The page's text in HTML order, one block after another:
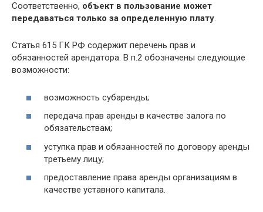
Соответственно, объект в пользование может
передаваться только за определенную плату.
Статья 615 ГК РФ содержит перечень прав и
обязанностей арендатора. В п.2 обозначены следующие
возможности:
возможность субаренды;
передача прав аренды в качестве залога по
обязательствам;
уступка прав и обязанностей по договору аренды
третьему лицу;
предоставление права аренды организациям в
качестве уставного капитала.